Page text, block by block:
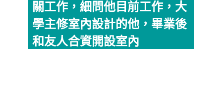
關工作，細問他目前工作，大
學主修室內設計的他，畢業後
和友人合資開設室內